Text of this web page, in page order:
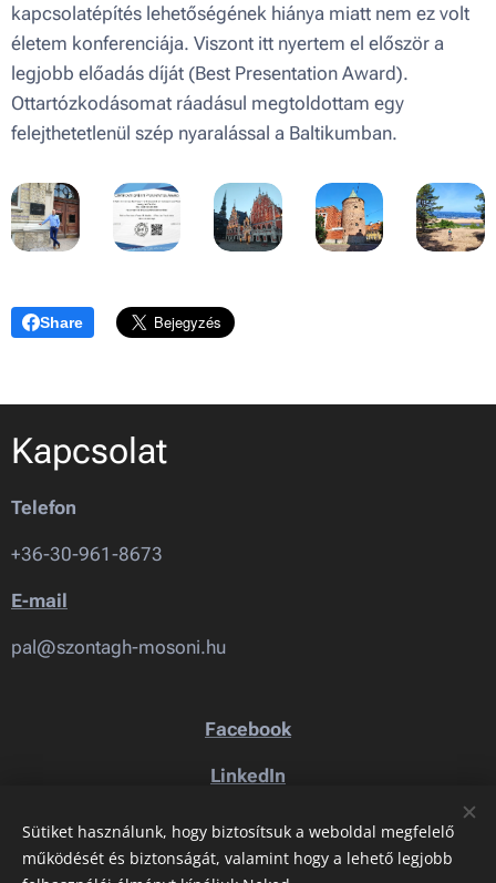
kapcsolatépítés lehetőségének hiánya miatt nem ez volt
életem konferenciája. Viszont itt nyertem el először a
legjobb előadás díját (Best Presentation Award).
Ottartózkodásomat ráadásul megtoldottam egy
felejthetetlenül szép nyaralással a Baltikumban.
Share
Kapcsolat
Telefon
+36-30-961-8673
E-mail
pal@szontagh-mosoni.hu
Facebook
LinkedIn
ORCID
MTMT
Sütiket használunk, hogy biztosítsuk a weboldal megfelelő
működését és biztonságát, valamint hogy a lehető legjobb